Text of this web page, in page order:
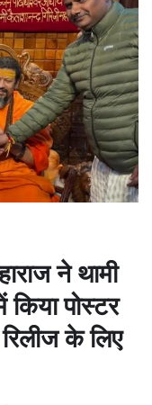
ने थामी
किया पोस्टर
के लिए